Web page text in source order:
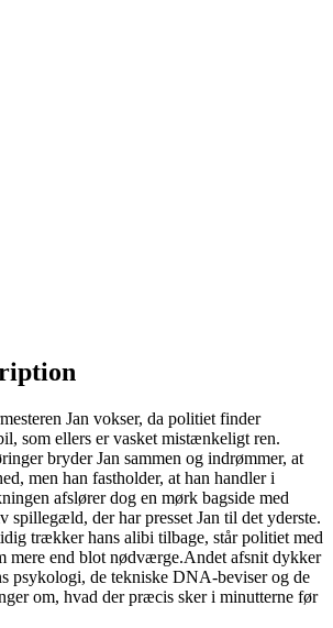
Jan vokser, da politiet finder
som ellers er vasket mistænkeligt ren.
bryder Jan sammen og indrømmer, at
men han fastholder, at han handler i
afslører dog en mørk bagside med
spillegæld, der har presset Jan til det yderste.
trækker hans alibi tilbage, står politiet med
mere end blot nødværge.Andet afsnit dykker
psykologi, de tekniske DNA-beviser og de
om, hvad der præcis sker i minutterne før